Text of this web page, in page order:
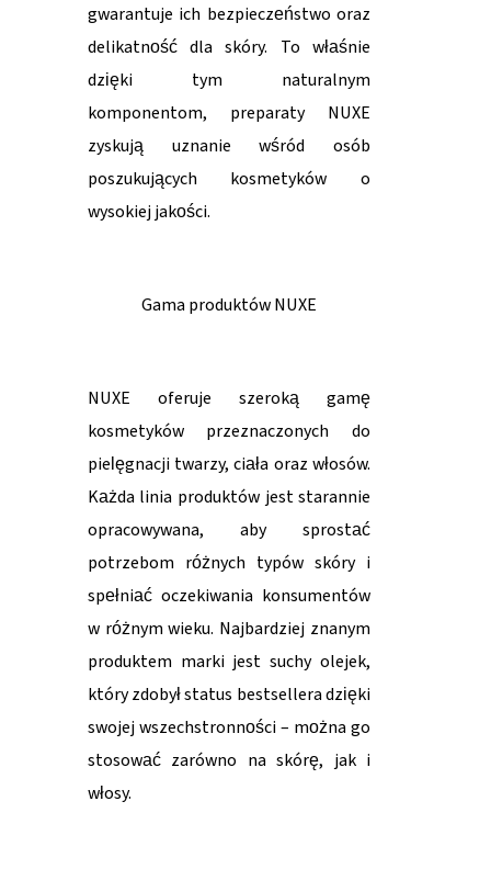
gwarantuje ich bezpieczeństwo oraz
delikatność dla skóry. To właśnie
dzięki tym naturalnym
komponentom, preparaty NUXE
zyskują uznanie wśród osób
poszukujących kosmetyków o
wysokiej jakości.
Gama produktów NUXE
NUXE oferuje szeroką gamę
kosmetyków przeznaczonych do
pielęgnacji twarzy, ciała oraz włosów.
Każda linia produktów jest starannie
opracowywana, aby sprostać
potrzebom różnych typów skóry i
spełniać oczekiwania konsumentów
w różnym wieku. Najbardziej znanym
produktem marki jest suchy olejek,
który zdobył status bestsellera dzięki
swojej wszechstronności – można go
stosować zarówno na skórę, jak i
włosy.